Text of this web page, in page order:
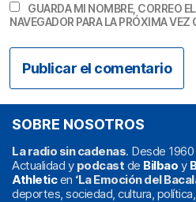
GUARDA MI NOMBRE, CORREO
NAVEGADOR PARA LA PRÓXIMA VEZ
SOBRE NOSOTROS
La radio sin cadenas. Desde
Actualidad y podcast de Bilbao y
Athleticen ‘La Emoción del
deportes, sociedad, cultura,